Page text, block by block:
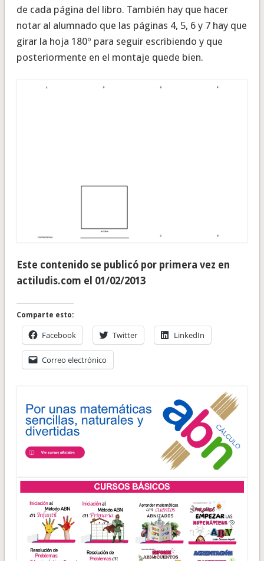
de cada página del libro. También hay que hacer
notar al alumnado que las páginas 4, 5, 6 y 7 hay que
girar la hoja 180º para seguir escribiendo y que
posteriormente en el montaje quede bien.
Este contenido se publicó por primera vez en
actiludis.com el 01/02/2013
Comparte esto:
Facebook Twitter LinkedIn
Correo electrónico